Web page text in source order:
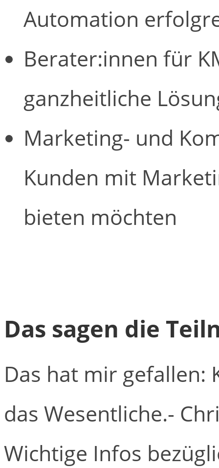
Automation
Berater:innen für
ganzheitliche
Marketing- und
Kunden mit
bieten möchten
Das sagen die
Das hat mir gefallen:
das Wesentliche.-
Wichtige Infos